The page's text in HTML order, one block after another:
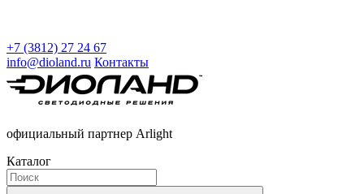
+7 (3812) 27 24 67
info@dioland.ru Контакты
официальный партнер Arlight
Каталог